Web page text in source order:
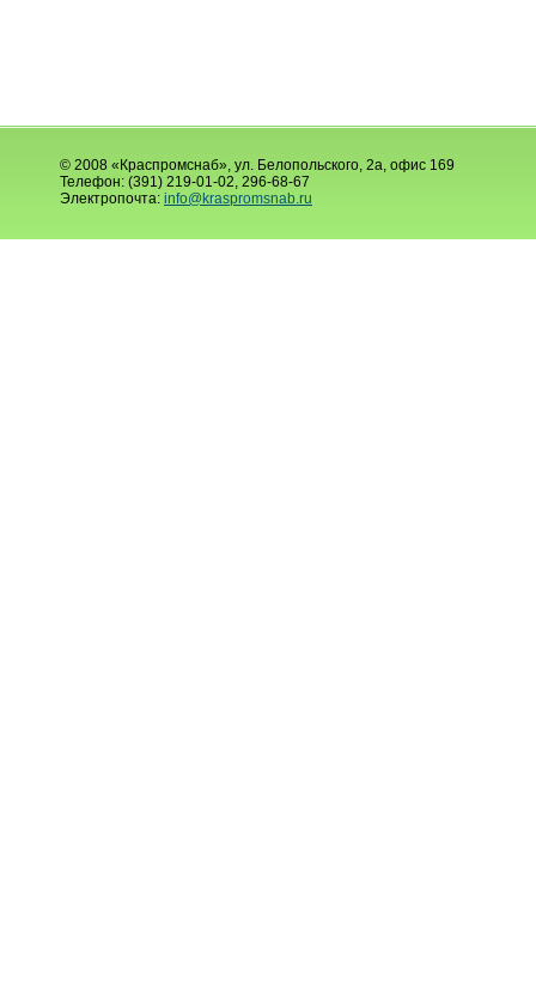
© 2008 «Краспромснаб», ул. Белопольского, 2а, офис 169
Телефон: (391) 219-01-02, 296-68-67
Электропочта: info@kraspromsnab.ru